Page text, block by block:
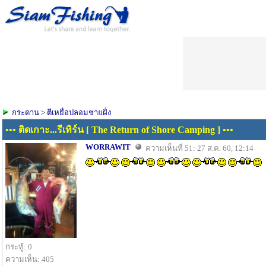
กระดาน > ตีเหยื่อปลอมชายฝั่ง
••• ติดเกาะ...รีเทิร์น [ The Return of Shore Camping ] •••
กระทู้: 0
ความเห็น: 405
WORRAWIT ความเห็นที่ 51: 27 ส.ค. 60, 12:14